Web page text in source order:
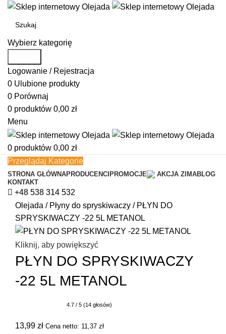
Wybierz kategorię
Logowanie / Rejestracja
0 Ulubione produkty
0 Porównaj
0 produktów 0,00 zł
Menu
0 produktów 0,00 zł
Przeglądaj Kategorie
STRONA GŁÓWNAPRODUCENCIPROMOCJE AKCJA ZIMABLOG
KONTAKT
+48 538 314 532
Olejada / Płyny do spryskiwaczy / PŁYN DO
SPRYSKIWACZY -22 5L METANOL
Kliknij, aby powiększyć
PŁYN DO SPRYSKIWACZY
-22 5L METANOL
4.7 / 5 (14 głosów)
13,99 zł Cena netto: 11,37 zł